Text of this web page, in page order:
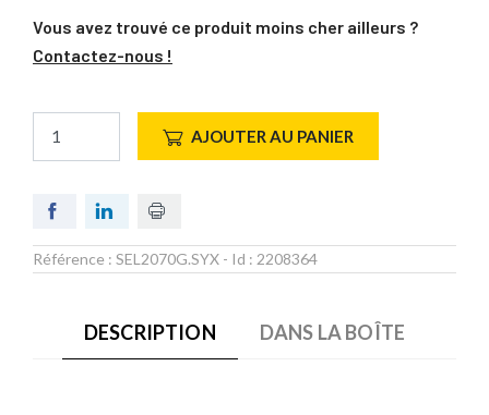
Vous avez trouvé ce produit moins cher ailleurs ?
Contactez-nous !
AJOUTER AU PANIER
Référence : SEL2070G.SYX - Id : 2208364
DESCRIPTION DANS LA BOÎTE